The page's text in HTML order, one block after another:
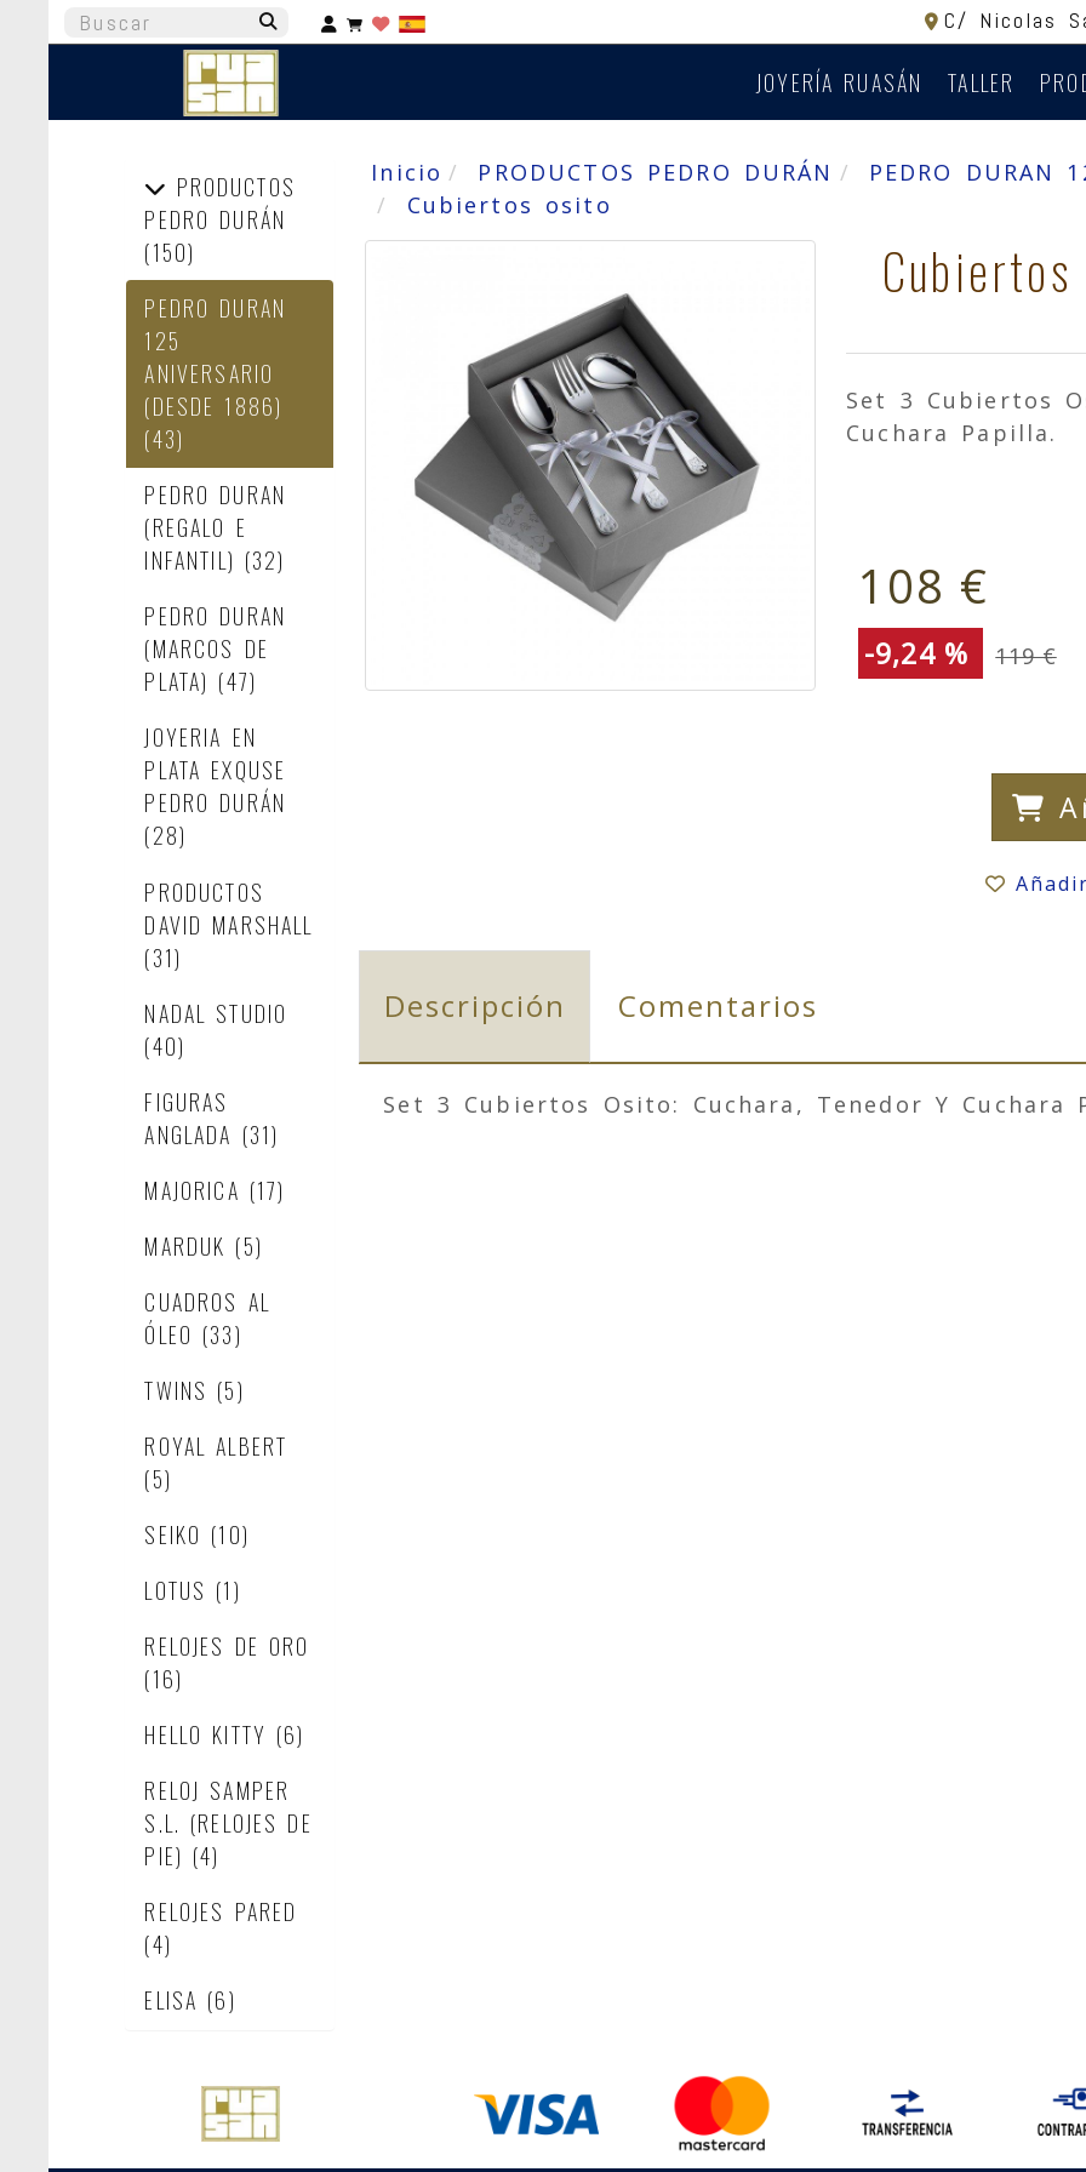
Identifícate C/ Nicolas
JOYERÍA RUASÁN TALLER
PRODUCTOS
PEDRO DURÁN
(150)
PEDRO DURAN
125
ANIVERSARIO
(DESDE 1886)
(43)
PEDRO DURAN
(REGALO E
INFANTIL) (32)
PEDRO DURAN
(MARCOS DE
PLATA) (47)
JOYERIA EN
PLATA EXQUSE
PEDRO DURÁN
(28)
PRODUCTOS
DAVID MARSHALL
(31)
NADAL STUDIO
(40)
FIGURAS
ANGLADA (31)
MAJORICA (17)
MARDUK (5)
CUADROS AL
ÓLEO (33)
TWINS (5)
ROYAL ALBERT
(5)
SEIKO (10)
LOTUS (1)
RELOJES DE ORO
(16)
HELLO KITTY (6)
RELOJ SAMPER
S.L. (RELOJES DE
PIE) (4)
RELOJES PARED
(4)
ELISA (6)
Inicio PRODUCTOS PEDRO DURÁN
PEDRO DURAN
Cubiertos osito
Set 3 Cubiertos
Cuchara Papilla.
108 €
-9,24 % 119 €
Descripción Comentarios
Set 3 Cubiertos Osito: Cuchara, Tenedor Y Cuchara